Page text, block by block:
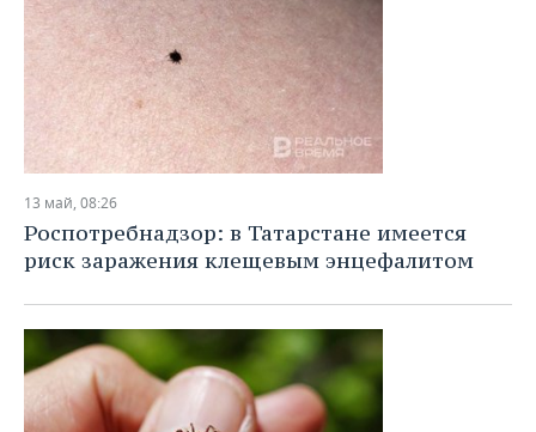
13 май, 08:26
Роспотребнадзор: в Татарстане имеется
риск заражения клещевым энцефалитом